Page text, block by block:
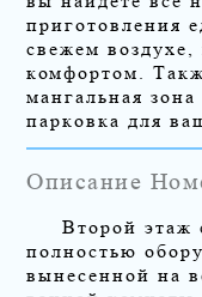
приготовления
свежем
комфортом.
мангальная
парковка для
Описание
Второй этаж
полностью
вынесенной на